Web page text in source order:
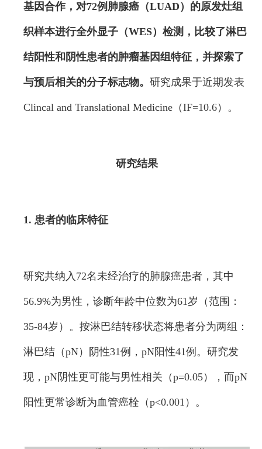
基因合作，对72例肺腺癌（LUAD）的原发灶组
织样本进行全外显子（WES）检测，比较了淋巴
结阳性和阴性患者的肿瘤基因组特征，并探索了
与预后相 关的分子标志物。 研究成果于近期发表
Clincal and Translational Medicine（IF=10.6）。
研究结果
1. 患者的临床特征
研究共纳入72名未经治疗的肺腺癌患者，其中
56.9%为男性，诊断年龄中位数为61岁（范围：
35-84岁）。按淋巴结转移状态将患者分为两组：
淋巴结（pN）阴性31例，pN阳性41例。研究发
现，pN阴性更可能与男性相关（p=0.05），而pN
阳性更常诊断为血管癌栓（p<0.001）。